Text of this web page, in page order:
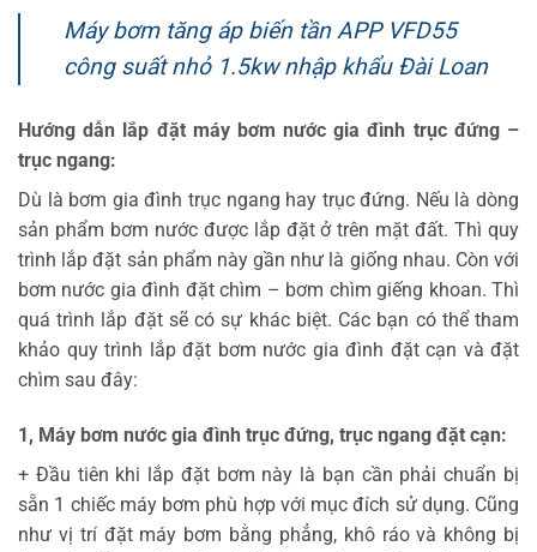
Máy bơm tăng áp biến tần APP VFD55
công suất nhỏ 1.5kw nhập khẩu Đài Loan
Hướng dẫn lắp đặt máy bơm nước gia đình trục đứng –
trục ngang:
Dù là bơm gia đình trục ngang hay trục đứng. Nếu là dòng
sản phẩm bơm nước được lắp đặt ở trên mặt đất. Thì quy
trình lắp đặt sản phẩm này gần như là giống nhau. Còn với
bơm nước gia đình đặt chìm – bơm chìm giếng khoan. Thì
quá trình lắp đặt sẽ có sự khác biệt. Các bạn có thể tham
khảo quy trình lắp đặt bơm nước gia đình đặt cạn và đặt
chìm sau đây:
1, Máy bơm nước gia đình trục đứng, trục ngang đặt cạn:
+ Đầu tiên khi lắp đặt bơm này là bạn cần phải chuẩn bị
sẵn 1 chiếc máy bơm phù hợp với mục đích sử dụng. Cũng
như vị trí đặt máy bơm bằng phẳng, khô ráo và không bị